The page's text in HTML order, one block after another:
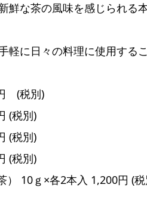
鮮な茶の風味を感じられる
に日々の料理に使用する
(税別)
(税別)
税別)
(税別)
） 10ｇ×各2本入 1,200円 (